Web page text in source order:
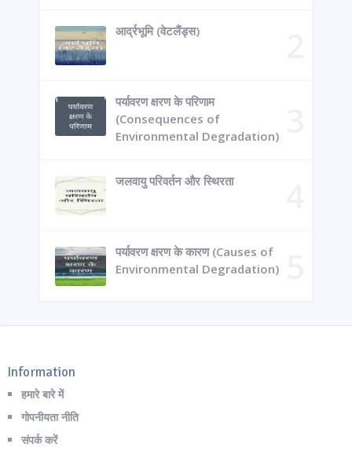
आर्द्रभूमि (वेटलैंड्स)
पर्यावरण क्षरण के परिणाम
(Consequences of
Environmental Degradation)
जलवायु परिवर्तन और स्थिरता
पर्यावरण क्षरण के कारण (Causes of
Environmental Degradation)
Information
हमारे बारे में
गोपनीयता नीति
संपर्क करें